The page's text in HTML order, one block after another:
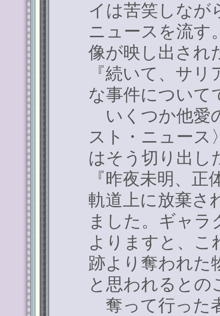
イは苦笑しなが
ニュースを流す
像が映し出され
『続いて、サ
な事件について
いくつか他愛
スト・ニュース
はそう切り出し
『昨夜未明、
軌道上に放棄さ
ました。ギャラ
よりますと、こ
跡より奪われた
と思われるとの
奪って行った